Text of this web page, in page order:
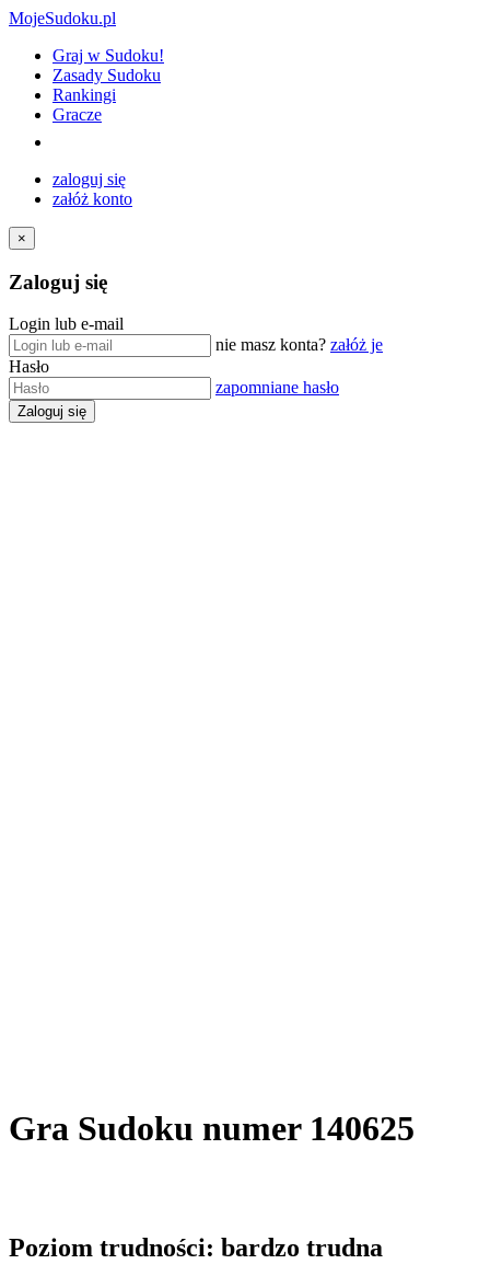
MojeSudoku.pl
Graj w Sudoku!
Zasady Sudoku
Rankingi
Gracze
zaloguj się
załóż konto
×
Zaloguj się
Login lub e-mail
nie masz konta? załóż je
Hasło
zapomniane hasło
Gra Sudoku numer 140625
Poziom trudności: bardzo trudna